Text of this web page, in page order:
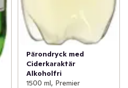
Pärondryck med
Ciderkaraktär
Alkoholfri
1500 ml, Premier